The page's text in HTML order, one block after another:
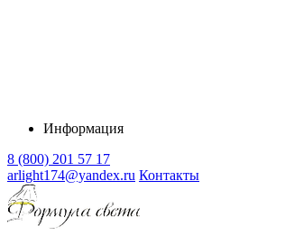
Информация
8 (800) 201 57 17
arlight174@yandex.ru Контакты